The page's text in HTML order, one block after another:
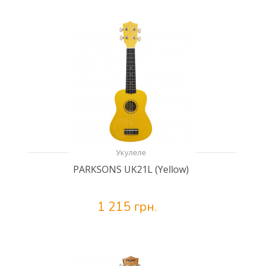
Укулеле
PARKSONS UK21L (Yellow)
1 215 грн.